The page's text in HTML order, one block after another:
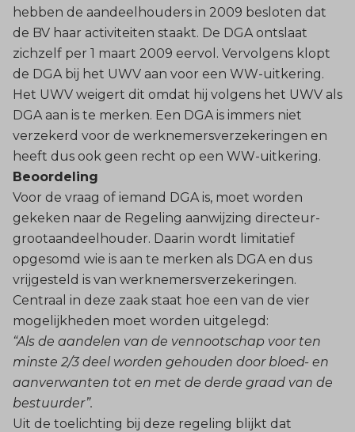
hebben de aandeelhouders in 2009 besloten dat
de BV haar activiteiten staakt. De DGA ontslaat
zichzelf per 1 maart 2009 eervol. Vervolgens klopt
de DGA bij het UWV aan voor een WW-uitkering.
Het UWV weigert dit omdat hij volgens het UWV als
DGA aan is te merken. Een DGA is immers niet
verzekerd voor de werknemersverzekeringen en
heeft dus ook geen recht op een WW-uitkering.
Beoordeling
Voor de vraag of iemand DGA is, moet worden
gekeken naar de Regeling aanwijzing directeur-
grootaandeelhouder. Daarin wordt limitatief
opgesomd wie is aan te merken als DGA en dus
vrijgesteld is van werknemersverzekeringen.
Centraal in deze zaak staat hoe een van de vier
mogelijkheden moet worden uitgelegd:
“Als de aandelen van de vennootschap voor ten
minste 2/3 deel worden gehouden door bloed- en
aanverwanten tot en met de derde graad van de
bestuurder”.
Uit de toelichting bij deze regeling blijkt dat